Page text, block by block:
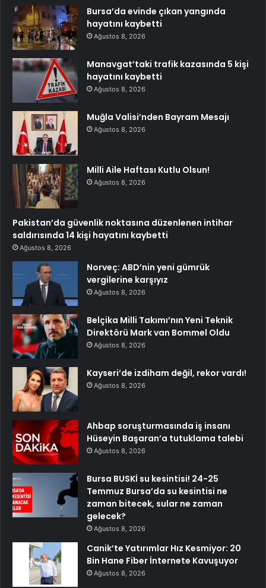
Bursa’da evinde çıkan yangında
hayatını kaybetti
Ağustos 8, 2026
Manavgat’taki trafik kazasında 5 kişi
hayatını kaybetti
Ağustos 8, 2026
Muğla Valisi’nden Bayram Mesajı
Ağustos 8, 2026
Milli Aile Haftası Kutlu Olsun!
Ağustos 8, 2026
Pakistan’da güvenlik noktasına düzenlenen intihar
saldırısında 14 kişi hayatını kaybetti
Ağustos 8, 2026
Norveç: ABD’nin yeni gümrük
vergilerine karşıyız
Ağustos 8, 2026
Belçika Milli Takımı’nın Yeni Teknik
Direktörü Mark van Bommel Oldu
Ağustos 8, 2026
Kayseri’de izdiham değil, rekor vardı!
Ağustos 8, 2026
Ahbap soruşturmasında iş insanı
Hüseyin Başaran’a tutuklama talebi
Ağustos 8, 2026
Bursa BUSKİ su kesintisi! 24-25
Temmuz Bursa’da su kesintisi ne
zaman bitecek, sular ne zaman
gelecek?
Ağustos 8, 2026
Canik’te Yatırımlar Hız Kesmiyor: 20
Bin Hane Fiber İnternete Kavuşuyor
Ağustos 8, 2026